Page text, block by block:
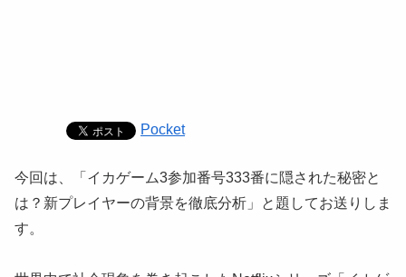
Pocket
今回は、「イカゲーム3参加番号333番に隠された秘密と
は？新プレイヤーの背景を徹底分析」と題してお送りしま
す。